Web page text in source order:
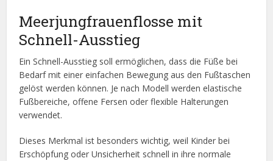
Meerjungfrauenflosse mit
Schnell-Ausstieg
Ein Schnell-Ausstieg soll ermöglichen, dass die Füße bei
Bedarf mit einer einfachen Bewegung aus den Fußtaschen
gelöst werden können. Je nach Modell werden elastische
Fußbereiche, offene Fersen oder flexible Halterungen
verwendet.
Dieses Merkmal ist besonders wichtig, weil Kinder bei
Erschöpfung oder Unsicherheit schnell in ihre normale